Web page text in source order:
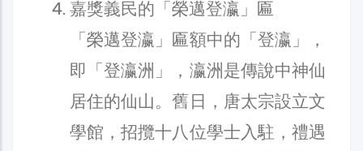
嘉獎義民的「榮邁登瀛」匾
「榮邁登瀛」匾額中的「登瀛」，
即「登瀛洲」，瀛洲是傳說中神仙
居住的仙山。舊日，唐太宗設立文
學館，招攬十八位學士入駐，禮遇